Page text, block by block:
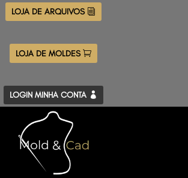
LOJA DE ARQUIVOS
LOJA DE MOLDES
LOGIN MINHA CONTA